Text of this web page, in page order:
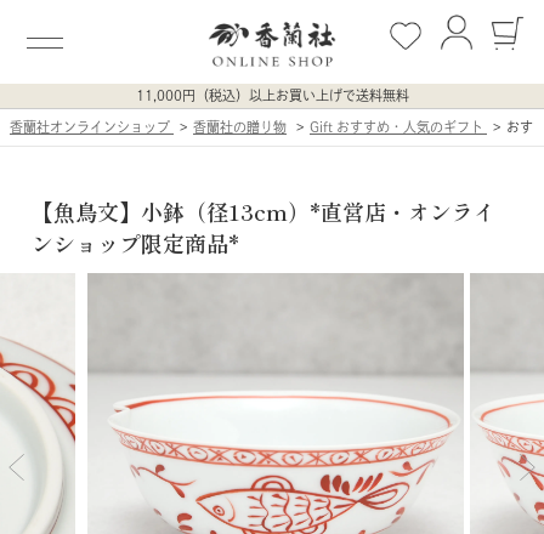
11,000円（税込）以上お買い上げで送料無料
香蘭社オンラインショップ 香蘭社の贈り物 Gift おすすめ・人気のギフト おす
【魚鳥文】小鉢（径13cm）*直営店・オンライ
ンショップ限定商品*